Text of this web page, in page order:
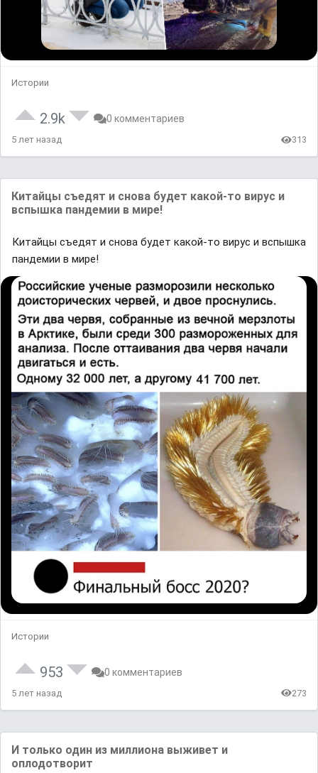
Истории
2.9k 0 комментариев
5 лет назад 313
Китайцы съедят и снова будет какой-то вирус и
вспышка пандемии в мире!
Китайцы съедят и снова будет какой-то вирус и вспышка
пандемии в мире!
Истории
953 0 комментариев
5 лет назад 273
И только один из миллиона выживет и
оплодотворит